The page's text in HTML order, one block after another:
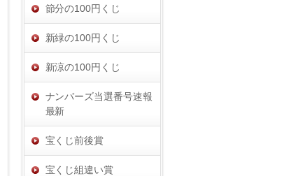
節分の100円くじ
新緑の100円くじ
新涼の100円くじ
ナンバーズ当選番号速報
最新
宝くじ前後賞
宝くじ組違い賞